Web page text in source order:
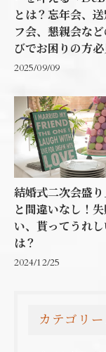
とは？忘年会、
フ会、懇親会な
びでお困りの方必
2025/09/09
結婚式二次会盛
と間違いなし！
い、貰ってうれ
は？
2024/12/25
カテゴリー